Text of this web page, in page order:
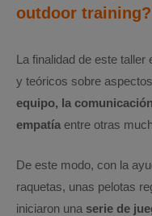
outdoor training?
La finalidad de este
y teóricos sobre
equipo, la
empatía entre otras
De este modo, con la
raquetas, unas pelotas
iniciaron una serie de